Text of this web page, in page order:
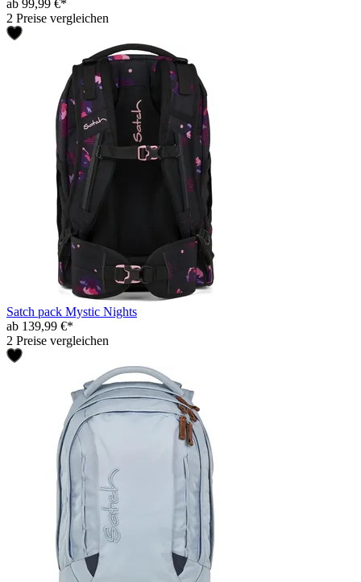
ab 99,99 €*
2 Preise vergleichen
Satch pack Mystic Nights
ab 139,99 €*
2 Preise vergleichen